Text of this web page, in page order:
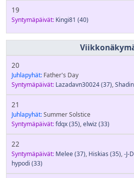
19
Syntymäpäivät: Kingi81 (40)
20
Juhlapyhät: Father's Day
Syntymäpäivät: Lazadavn30024(37),
21
Juhlapyhät:Summer Solstice
Syntymäpäivät:fdqx(35),elwiz(33)
22
Syntymäpäivät: Melee(37), Hiskias (35),-J-
hypodi (33)